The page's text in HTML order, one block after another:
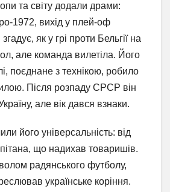
та світу додали драми:
1972, вихід у плей-оф
як у грі проти Бельгії на
але команда вилетіла. Його
поєднане з технікою, робило
Після розпаду СРСР він
але вік дався взнаки.
його універсальність: від
що надихав товаришів.
радянського футболу,
українське коріння.